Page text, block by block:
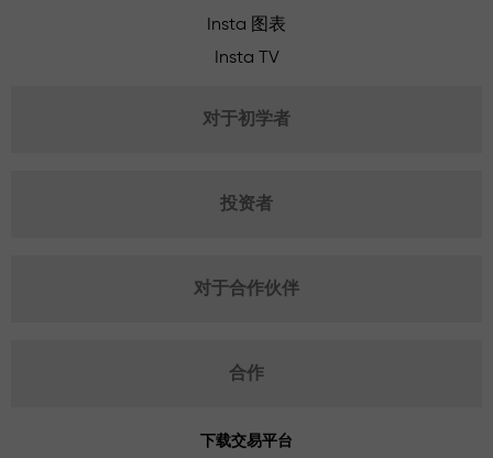
Insta 图表
Insta TV
对于初学者
投资者
对于合作伙伴
合作
下载交易平台